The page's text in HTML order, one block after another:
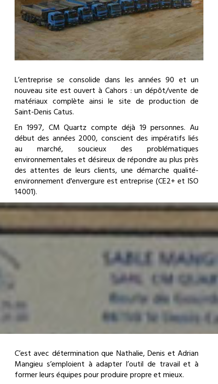
L’entreprise se consolide dans les années 90 et un
nouveau site est ouvert à Cahors : un dépôt/vente de
matériaux complète ainsi le site de production de
Saint-Denis Catus.
En 1997, CM Quartz compte déjà 19 personnes. Au
début des années 2000, conscient des impératifs liés
au marché, soucieux des problématiques
environnementales et désireux de répondre au plus près
des attentes de leurs clients, une démarche qualité-
environnement d'envergure est entreprise (CE2+ et ISO
14001).
C’est avec détermination que Nathalie, Denis et Adrian
Mangieu s’emploient à adapter l’outil de travail et à
former leurs équipes pour produire propre et mieux.